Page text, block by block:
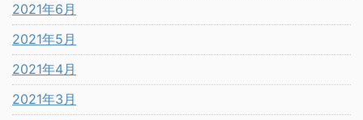
2021年6月
2021年5月
2021年4月
2021年3月